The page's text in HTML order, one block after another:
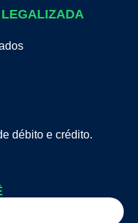
débito e crédito.